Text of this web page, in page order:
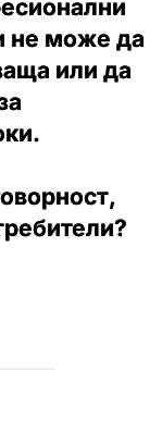
не може да
или да